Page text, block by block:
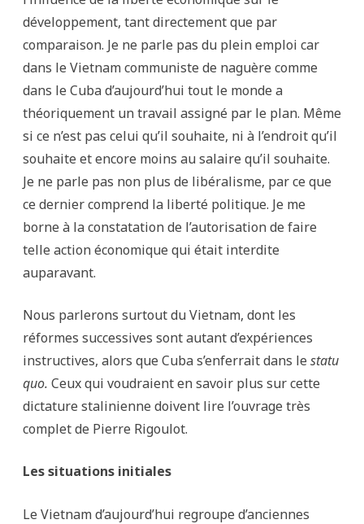
développement, tant directement que par
comparaison. Je ne parle pas du plein emploi car
dans le Vietnam communiste de naguère comme
dans le Cuba d’aujourd’hui tout le monde a
théoriquement un travail assigné par le plan. Même
si ce n’est pas celui qu’il souhaite, ni à l’endroit qu’il
souhaite et encore moins au salaire qu’il souhaite.
Je ne parle pas non plus de libéralisme, par ce que
ce dernier comprend la liberté politique. Je me
borne à la constatation de l’autorisation de faire
telle action économique qui était interdite
auparavant.
Nous parlerons surtout du Vietnam, dont les
réformes successives sont autant d’expériences
instructives, alors que Cuba s’enferrait dans le statu
quo. Ceux qui voudraient en savoir plus sur cette
dictature stalinienne doivent lire l’ouvrage très
complet de Pierre Rigoulot.
Les situations initiales
Le Vietnam d’aujourd’hui regroupe d’anciennes